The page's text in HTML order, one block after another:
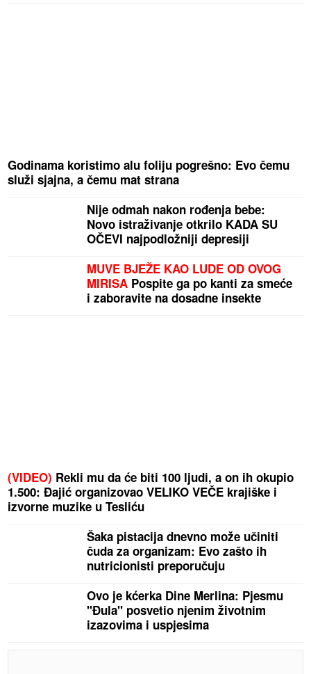
Godinama koristimo alu foliju pogrešno: Evo čemu
služi sjajna, a čemu mat strana
Nije odmah nakon rođenja bebe:
Novo istraživanje otkrilo KADA SU
OČEVI najpodložniji depresiji
MUVE BJEŽE KAO LUDE OD OVOG
MIRISA Pospite ga po kanti za smeće
i zaboravite na dosadne insekte
(VIDEO) Rekli mu da će biti 100 ljudi, a on ih okupio
1.500: Đajić organizovao VELIKO VEČE krajiške i
izvorne muzike u Tesliću
Šaka pistacija dnevno može učiniti
čuda za organizam: Evo zašto ih
nutricionisti preporučuju
Ovo je kćerka Dine Merlina: Pjesmu
"Đula" posvetio njenim životnim
izazovima i uspjesima